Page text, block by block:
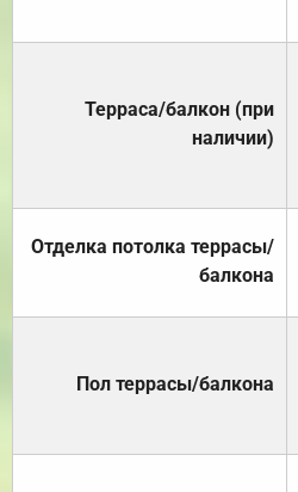
Терраса/балкон (при
наличии)
Отделка потолка террасы/
балкона
Пол террасы/балкона